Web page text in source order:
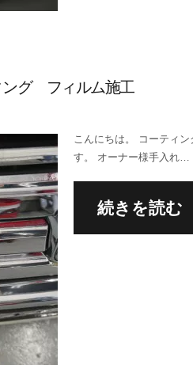
グ フィルム施工
こんにちは。 コーティ
す。 オーナー様手入れ…
続きを読む